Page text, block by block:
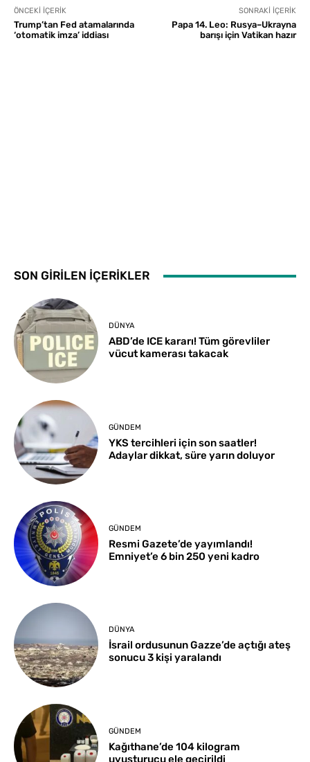
ÖNCEKI İÇERIK
Trump’tan Fed atamalarında
‘otomatik imza’ iddiası
SONRAKI İÇERIK
Papa 14. Leo: Rusya–Ukrayna
barışı için Vatikan hazır
SON GİRİLEN İÇERİKLER
DÜNYA
ABD’de ICE kararı! Tüm görevliler
vücut kamerası takacak
GÜNDEM
YKS tercihleri için son saatler!
Adaylar dikkat, süre yarın doluyor
GÜNDEM
Resmi Gazete’de yayımlandı!
Emniyet’e 6 bin 250 yeni kadro
DÜNYA
İsrail ordusunun Gazze’de açtığı ateş
sonucu 3 kişi yaralandı
GÜNDEM
Kağıthane’de 104 kilogram
uyuşturucu ele geçirildi